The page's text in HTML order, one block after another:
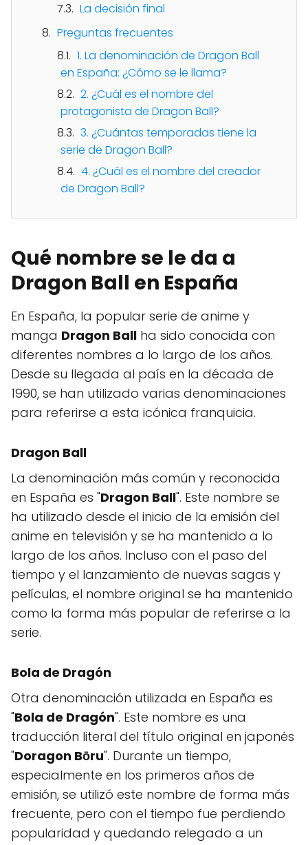
La decisión final
Preguntas frecuentes
1. La denominación de Dragon Ball
en España: ¿Cómo se le llama?
2. ¿Cuál es el nombre del
protagonista de Dragon Ball?
3. ¿Cuántas temporadas tiene la
serie de Dragon Ball?
4. ¿Cuál es el nombre del creador
de Dragon Ball?
Qué nombre se le da a
Dragon Ball en España
En España, la popular serie de anime y
manga Dragon Ball ha sido conocida con
diferentes nombres a lo largo de los años.
Desde su llegada al país en la década de
1990, se han utilizado varias denominaciones
para referirse a esta icónica franquicia.
Dragon Ball
La denominación más común y reconocida
en España es "Dragon Ball". Este nombre se
ha utilizado desde el inicio de la emisión del
anime en televisión y se ha mantenido a lo
largo de los años. Incluso con el paso del
tiempo y el lanzamiento de nuevas sagas y
películas, el nombre original se ha mantenido
como la forma más popular de referirse a la
serie.
Bola de Dragón
Otra denominación utilizada en España es
"Bola de Dragón". Este nombre es una
traducción literal del título original en japonés
"Doragon Bōru". Durante un tiempo,
especialmente en los primeros años de
emisión, se utilizó este nombre de forma más
frecuente, pero con el tiempo fue perdiendo
popularidad y quedando relegado a un